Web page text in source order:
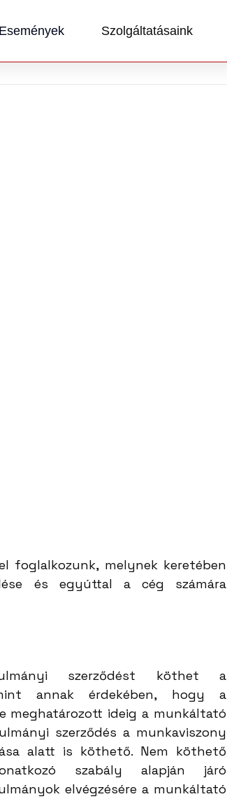
Események Szolgáltatásaink
foglalkozunk, melynek keretében
és egyúttal a cég számára
szerződést köthet a
annak érdekében, hogy a
meghatározott ideig a munkáltató
szerződés a munkaviszony
alatt is köthető. Nem köthető
szabály alapján járó
elvégzésére a munkáltató